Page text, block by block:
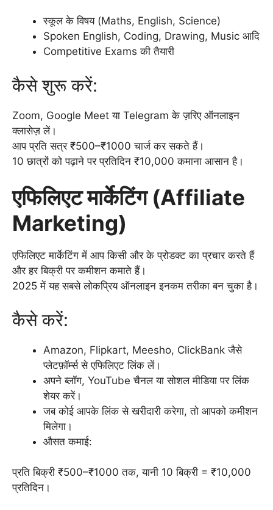
स्कूल के विषय (Maths, English, Science)
Spoken English, Coding, Drawing, Music आदि
Competitive Exams की तैयारी
कैसे शुरू करें:
Zoom, Google Meet या Telegram के ज़रिए ऑनलाइन
क्लासेज़ लें।
आप प्रति सत्र ₹500–₹1000 चार्ज कर सकते हैं।
10 छात्रों को पढ़ाने पर प्रतिदिन ₹10,000 कमाना आसान है।
एफिलिएट मार्केटिंग (Affiliate
Marketing)
एफिलिएट मार्केटिंग में आप किसी और के प्रोडक्ट का प्रचार करते हैं
और हर बिक्री पर कमीशन कमाते हैं।
2025 में यह सबसे लोकप्रिय ऑनलाइन इनकम तरीका बन चुका है।
कैसे करें:
Amazon, Flipkart, Meesho, ClickBank जैसे
प्लेटफ़ॉर्म्स से एफिलिएट लिंक लें।
अपने ब्लॉग, YouTube चैनल या सोशल मीडिया पर लिंक
शेयर करें।
जब कोई आपके लिंक से खरीदारी करेगा, तो आपको कमीशन
मिलेगा।
औसत कमाई:
प्रति बिक्री ₹500–₹1000 तक, यानी 10 बिक्री = ₹10,000
प्रतिदिन।